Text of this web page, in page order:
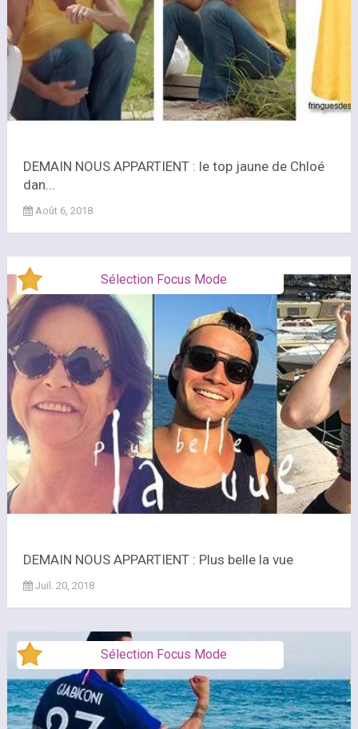
DEMAIN NOUS APPARTIENT : le top jaune de Chloé
dan...
Août 6, 2018
Sélection Focus Mode
DEMAIN NOUS APPARTIENT : Plus belle la vue
Juil. 20, 2018
Sélection Focus Mode